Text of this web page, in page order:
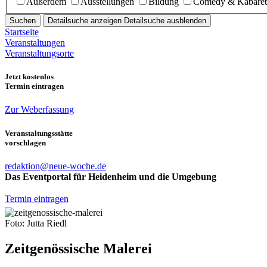
Suchen Detailsuche anzeigen Detailsuche ausblenden
Startseite
Veranstaltungen
Veranstaltungsorte
Jetzt kostenlos
Termin eintragen
Zur Weberfassung
Veranstaltungsstätte
vorschlagen
redaktion@neue-woche.de
Das Eventportal für Heidenheim und die Umgebung
Termin eintragen
Foto: Jutta Riedl
Zeitgenössische Malerei